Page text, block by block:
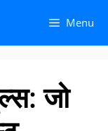
Menu
जो